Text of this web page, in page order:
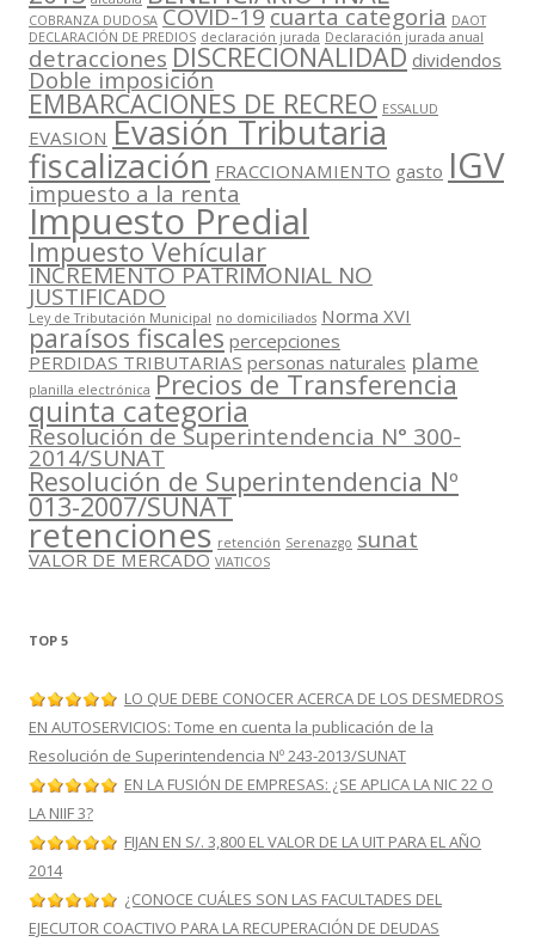
COBRANZA DUDOSA COVID-19cuarta categoria DAOT
DECLARACIÓN DE PREDIOS declaración jurada Declaración jurada anual
detracciones DISCRECIONALIDAD dividendos
Doble imposición
EMBARCACIONES DE RECREO ESSALUD
EVASION Evasión Tributaria
fiscalización FRACCIONAMIENTO gasto IGV
impuesto a la renta
Impuesto Predial
Impuesto Vehícular
INCREMENTO PATRIMONIAL NO
JUSTIFICADO
Ley de Tributación Municipal no domiciliados Norma XVI
paraísos fiscales percepciones
PERDIDAS TRIBUTARIAS personas naturales plame
planilla electrónica Precios de Transferencia
quinta categoria
Resolución de Superintendencia N° 300-
2014/SUNAT
Resolución de Superintendencia Nº
013-2007/SUNAT
retenciones retención Serenazgo sunat
VALOR DE MERCADO VIATICOS
TOP 5
LO QUE DEBE CONOCER ACERCA DE LOS DESMEDROS
EN AUTOSERVICIOS: Tome en cuenta la publicación de la
Resolución de Superintendencia Nº 243-2013/SUNAT
EN LA FUSIÓN DE EMPRESAS: ¿SE APLICA LA NIC 22 O
LA NIIF 3?
FIJAN EN S/. 3,800 EL VALOR DE LA UIT PARA EL AÑO
2014
¿CONOCE CUÁLES SON LAS FACULTADES DEL
EJECUTOR COACTIVO PARA LA RECUPERACIÓN DE DEUDAS